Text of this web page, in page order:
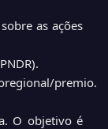
as ações
premio.
O objetivo é